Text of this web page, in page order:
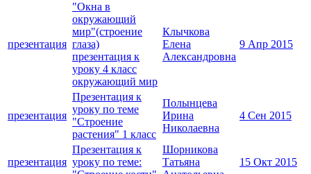
презентация
"Окна в
окружающий
мир"(строение
глаза)
презентация к
уроку 4 класс
окружающий мир
Клычкова
Елена
Александровна
9 Апр 2015
презентация
Презентация к
уроку по теме
"Строение
растения" 1 класс
Полынцева
Ирина
Николаевна
4 Сен 2015
презентация
Презентация к
уроку по теме:
Шорникова
Татьяна
15 Окт 2015